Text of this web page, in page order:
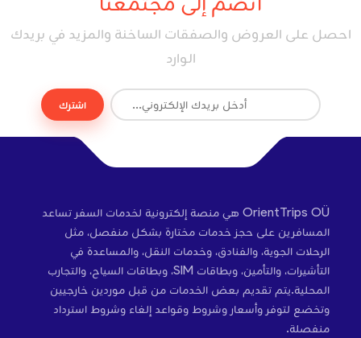
احصل على العروض والصفقات الساخنة والمزيد في بريدك
الوارد
اشترك
OrientTrips OÜ هي منصة إلكترونية لخدمات السفر تساعد
المسافرين على حجز خدمات مختارة بشكل منفصل، مثل
الرحلات الجوية، والفنادق، وخدمات النقل، والمساعدة في
التأشيرات، والتأمين، وبطاقات SIM، وبطاقات السياح، والتجارب
المحلية.يتم تقديم بعض الخدمات من قبل موردين خارجيين
وتخضع لتوفر وأسعار وشروط وقواعد إلغاء وشروط استرداد
منفصلة.